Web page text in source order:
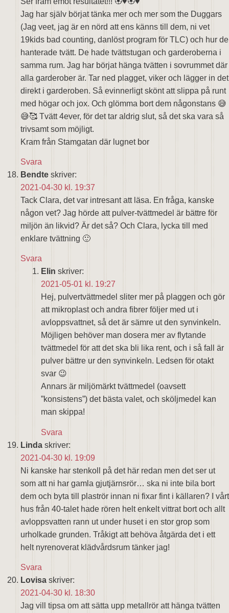
Jag har själv börjat tänka mer och mer som the Duggars
(Jag veet, jag är en nörd att ens känns till dem, ni vet
19kids bad counting, danlöst program för TLC) och hur de
hanterade tvätt. De hade tvättstugan och garderoberna i
samma rum. Jag har börjat hänga tvätten i sovrummet där
alla garderober är. Tar ned plagget, viker och lägger in det
direkt i garderoben. Så evinnerligt skönt att slippa på runt
med högar och jox. Och glömma bort dem någonstans 😅
😅🥰 Tvätt 4ever, för det tar aldrig slut, så det ska vara så
trivsamt som möjligt.
Kram från Stamgatan där lugnet bor
Svara
Bendte skriver:
2021-04-30 kl. 19:37
Tack Clara, det var intresant att läsa. En fråga, kanske
någon vet? Jag hörde att pulver-tvättmedel är bättre för
miljön än likvid? Är det så? Och Clara, lycka till med
enklare tvättning 🙂
Svara
Elin skriver:
2021-05-01 kl. 19:27
Hej, pulvertvättmedel sliter mer på plaggen och gör
att mikroplast och andra fibrer följer med ut i
avloppsvattnet, så det är sämre ut den synvinkeln.
Möjligen behöver man dosera mer av flytande
tvättmedel för att det ska bli lika rent, och i så fall är
pulver bättre ur den synvinkeln. Ledsen för otakt
svar 😉
Annars är miljömärkt tvättmedel (oavsett
”konsistens”) det bästa valet, och sköljmedel kan
man skippa!
Svara
Linda skriver:
2021-04-30 kl. 19:09
Ni kanske har stenkoll på det här redan men det ser ut
som att ni har gamla gjutjärnsrör… ska ni inte bila bort
dem och byta till plaströr innan ni fixar fint i källaren? I vårt
hus från 40-talet hade rören helt enkelt vittrat bort och allt
avloppsvatten rann ut under huset i en stor grop som
urholkade grunden. Tråkigt att behöva åtgärda det i ett
helt nyrenoverat klädvårdsrum tänker jag!
Svara
Lovisa skriver:
2021-04-30 kl. 18:30
Jag vill tipsa om att sätta upp metallrör att hänga tvätten